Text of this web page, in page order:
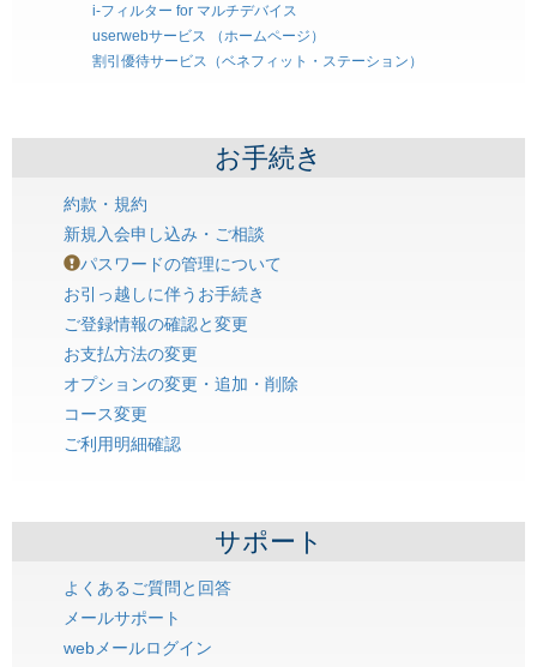
i-フィルター for マルチデバイス
userwebサービス （ホームページ）
割引優待サービス（ベネフィット・ステーション）
お手続き
約款・規約
新規入会申し込み・ご相談
パスワードの管理について
お引っ越しに伴うお手続き
ご登録情報の確認と変更
お支払方法の変更
オプションの変更・追加・削除
コース変更
ご利用明細確認
サポート
よくあるご質問と回答
メールサポート
webメールログイン